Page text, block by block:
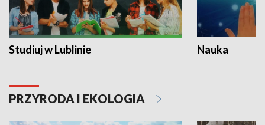
Studiuj w Lublinie Nauka
PRZYRODA I EKOLOGIA